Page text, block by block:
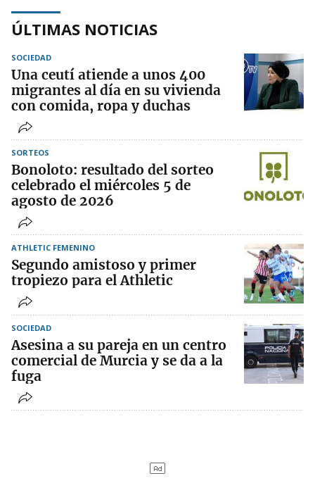
ÚLTIMAS NOTICIAS
SOCIEDAD
Una ceutí atiende a unos 400
migrantes al día en su vivienda
con comida, ropa y duchas
SORTEOS
Bonoloto: resultado del sorteo
celebrado el miércoles 5 de
agosto de 2026
ATHLETIC FEMENINO
Segundo amistoso y primer
tropiezo para el Athletic
SOCIEDAD
Asesina a su pareja en un centro
comercial de Murcia y se da a la
fuga